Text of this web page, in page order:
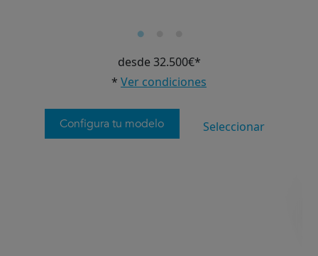
desde 32.500€*
* Ver condiciones
Configura tu modelo Seleccionar